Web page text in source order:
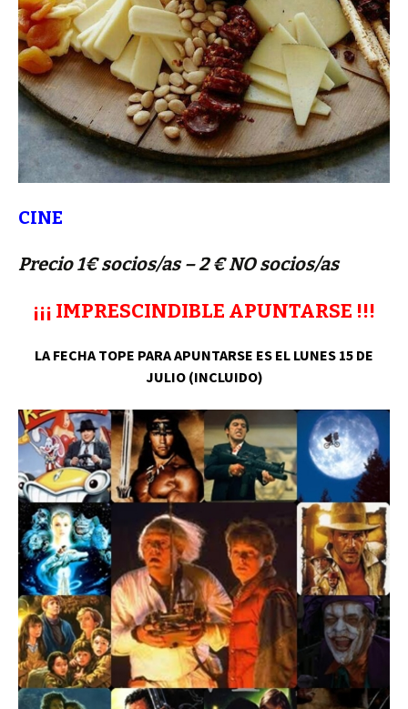
CINE
Precio 1€ socios/as – 2 € NO socios/as
¡¡¡ IMPRESCINDIBLE APUNTARSE !!!
LA FECHA TOPE PARA APUNTARSE ES EL LUNES 15 DE
JULIO (INCLUIDO)